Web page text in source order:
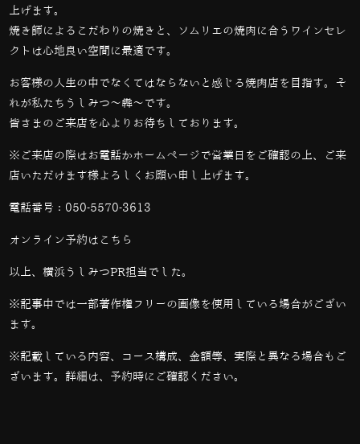
上げます。
焼き師によるこだわりの焼きと、ソムリエの焼肉に合うワインセレ
クトは心地良い空間に最適です。
お客様の人生の中でなくてはならないと感じる焼肉店を目指す。そ
れが私たちうしみつ～犇～です。
皆さまのご来店を心よりお待ちしております。
※ご来店の際はお電話かホームページで営業日をご確認の上、ご来
店いただけます様よろしくお願い申し上げます。
電話番号： 050-5570-3613
オンライン予約は こちら
以上、横浜うしみつPR担当でした。
※記事中では一部著作権フリーの画像を使用している場合がござい
ます。
※記載している内容、コース構成、金額等、実際と異なる場合もご
ざいます。詳細は、予約時にご確認ください。